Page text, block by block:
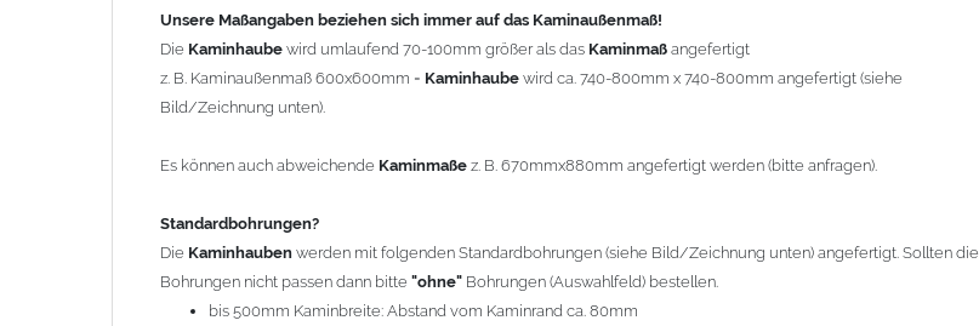
Befestigung/Stützen
Kaminhaubewird inkl.Edelstahl
kann mit längeren Stützen bis Höhe 450mm geliefert werden (Aufpreis 42,89 EUR).
Kaminkopfabdeckung
Kaminhaubewirdohne Kaminkopfabdeckunggeliefert.Kaminkopfabdeckungenfinden Sie unter
Kaminabdeckung".
Unsere Maßangaben beziehen sich immer auf das Kaminaußenmaß!
Die Kaminhaube wird umlaufend 70-100mm größer als das Kaminmaß angefertigt
z. B. Kaminaußenmaß 600x600mm = Kaminhaube wird ca. 740-800mm x 740-800mm angefertigt (siehe
Bild/Zeichnung unten).
Es können auch abweichende Kaminmaße z. B. 670mmx880mm angefertigt werden (bitte anfragen).
Standardbohrungen?
Die Kaminhauben werden mit folgenden Standardbohrungen (siehe Bild/Zeichnung unten) angefertigt. Sollten die
Bohrungen nicht passen dann bitte "ohne" Bohrungen (Auswahlfeld) bestellen.
bis 500mm Kaminbreite: Abstand vom Kaminrand ca. 80mm